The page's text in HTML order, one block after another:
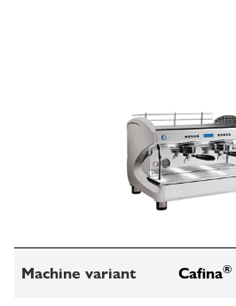
Machine variant Cafina®